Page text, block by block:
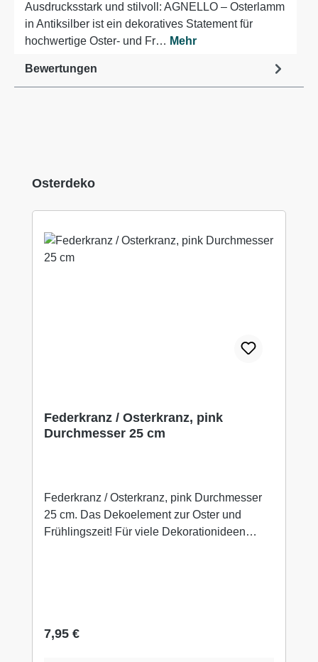
Ausdrucksstark und stilvoll: AGNELLO – Osterlamm
in Antiksilber ist ein dekoratives Statement für
hochwertige Oster- und Fr… Mehr
Bewertungen
Produktgalerie überspringen
Osterdeko
Federkranz / Osterkranz, pink
Durchmesser 25 cm
Federkranz / Osterkranz, pink Durchmesser
25 cm. Das Dekoelement zur Oster und
Frühlingszeit! Für viele Dekorationideen
in Ihren Warenkorb gelegt haben und Ihnen
Regulärer Preis:
7,95 €